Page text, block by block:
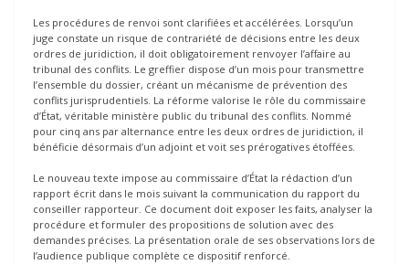
Les procédures de renvoi sont clarifiées et accélérées. Lorsqu’un
juge constate un risque de contrariété de décisions entre les deux
ordres de juridiction, il doit obligatoirement renvoyer l’affaire au
tribunal des conflits. Le greffier dispose d’un mois pour transmettre
l’ensemble du dossier, créant un mécanisme de prévention des
conflits jurisprudentiels. La réforme valorise le rôle du commissaire
d’État, véritable ministère public du tribunal des conflits. Nommé
pour cinq ans par alternance entre les deux ordres de juridiction, il
bénéficie désormais d’un adjoint et voit ses prérogatives étoffées.
Le nouveau texte impose au commissaire d’État la rédaction d’un
rapport écrit dans le mois suivant la communication du rapport du
conseiller rapporteur. Ce document doit exposer les faits, analyser la
procédure et formuler des propositions de solution avec des
demandes précises. La présentation orale de ses observations lors de
l’audience publique complète ce dispositif renforcé.